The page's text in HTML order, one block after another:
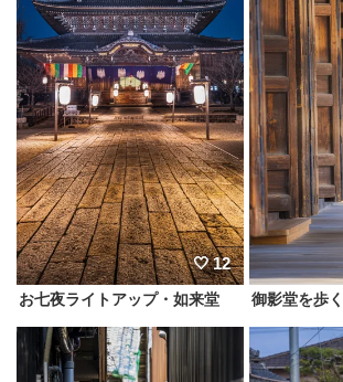
12
お七夜ライトアップ・如来堂 御影堂を歩く